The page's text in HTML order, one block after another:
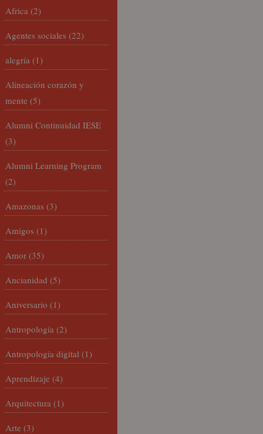
Africa (2)
Agentes sociales (22)
alegría (1)
Alineación corazón y
mente (5)
Alumni Continuidad IESE
(3)
Alumni Learning Program
(2)
Amazonas (3)
Amigos (1)
Amor (35)
Ancianidad (5)
Aniversario (1)
Antropología (2)
Antropología digital (1)
Aprendizaje (4)
Arquitectura (1)
Arte (3)